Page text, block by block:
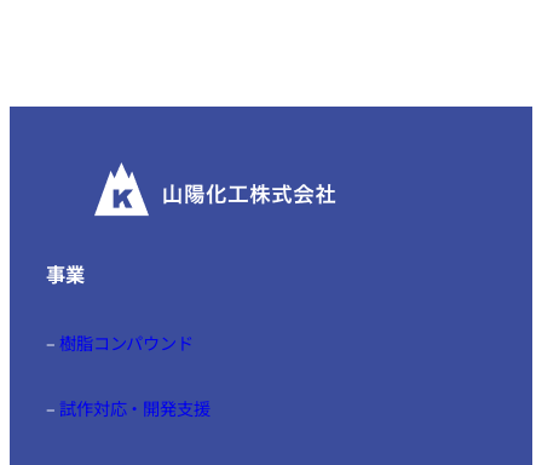
事業
– 樹脂コンパウンド
– 試作対応・開発支援